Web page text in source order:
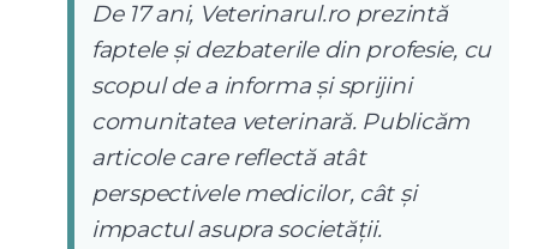
De 17 ani, Veterinarul.ro prezintă
faptele și dezbaterile din profesie, cu
scopul de a informa și sprijini
comunitatea veterinară. Publicăm
articole care reflectă atât
perspectivele medicilor, cât și
impactul asupra societății.